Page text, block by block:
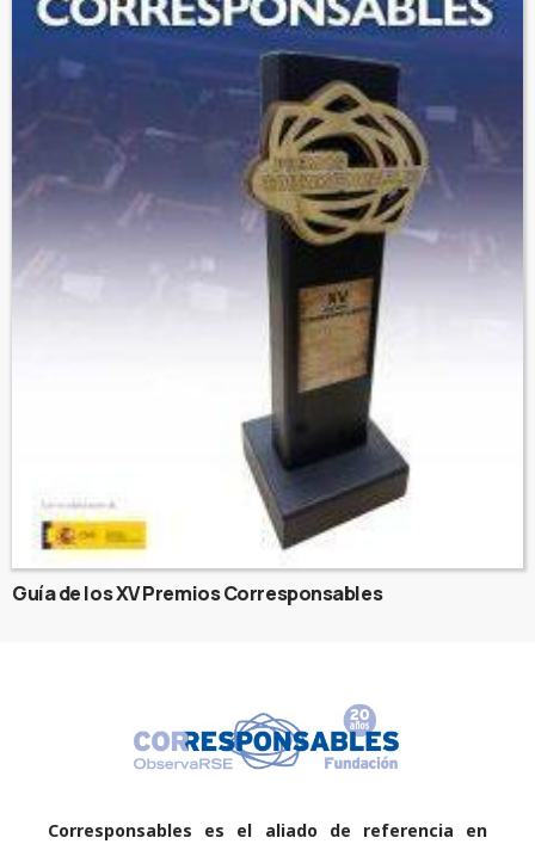
Guía de los XV Premios Corresponsables
Corresponsables es el aliado de referencia en